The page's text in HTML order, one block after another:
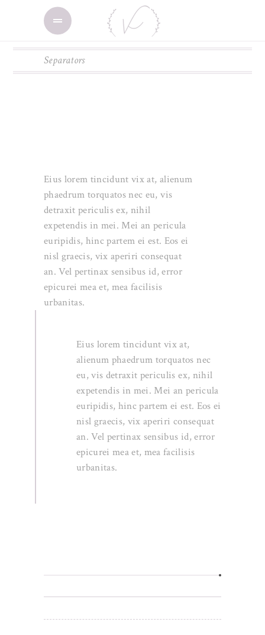
Separators
Eius lorem tincidunt vix at, alienum
phaedrum torquatos nec eu, vis
detraxit periculis ex, nihil
expetendis in mei. Mei an pericula
euripidis, hinc partem ei est. Eos ei
nisl graecis, vix aperiri consequat
an. Vel pertinax sensibus id, error
epicurei mea et, mea facilisis
urbanitas.
Eius lorem tincidunt vix at,
alienum phaedrum torquatos nec
eu, vis detraxit periculis ex, nihil
expetendis in mei. Mei an pericula
euripidis, hinc partem ei est. Eos ei
nisl graecis, vix aperiri consequat
an. Vel pertinax sensibus id, error
epicurei mea et, mea facilisis
urbanitas.